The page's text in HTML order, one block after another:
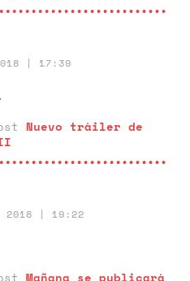
| 17:39
Nuevo tráiler de
2018 | 19:22
Mañana se publicará